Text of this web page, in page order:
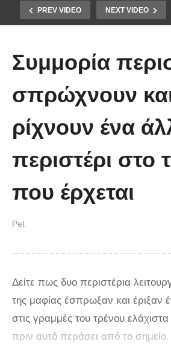
PREV VIDEO NEXT VIDEO
στον κόσμο!! (Video)
Συμμορία
σπρώχνουν
ρίχνουν ένα
περιστέρι στο
που έρχεται
Pet
Δείτε πως δυο περιστέρια
της μαφίας έσπρωξαν και έριξαν
στις γραμμές του τρένου
πριν αυτό περάσει από το σημείο.